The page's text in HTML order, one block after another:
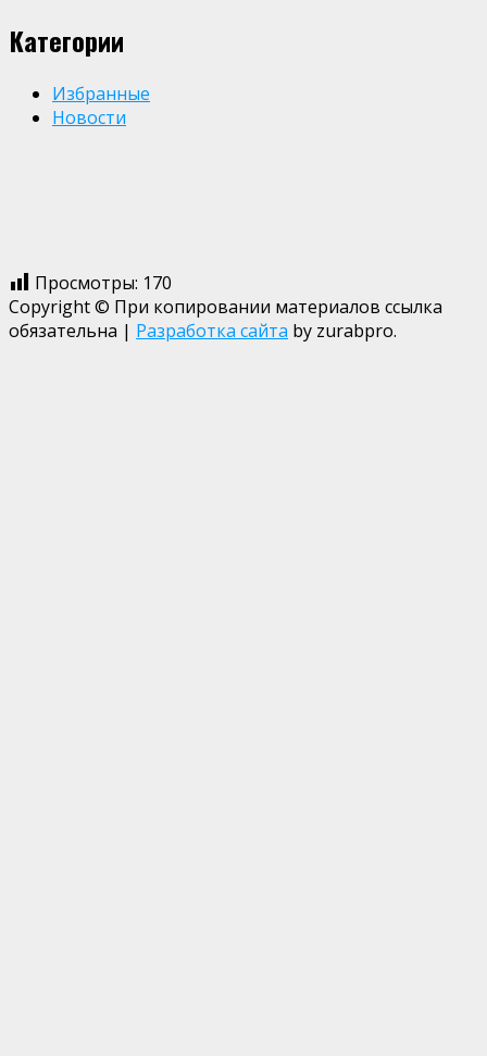
Категории
Избранные
Новости
Просмотры: 170
Copyright © При копировании материалов ссылка
обязательна | Разработка сайта by zurabpro.